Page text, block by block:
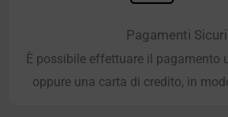
Pagamenti Sicuri
È possibile effettuare il pagamento
oppure una carta di credito, in